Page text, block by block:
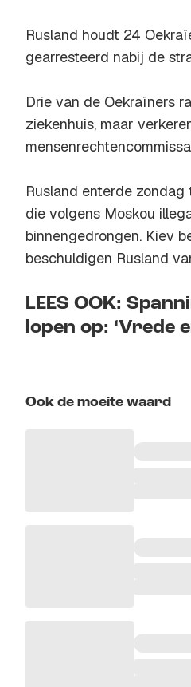
Rusland houdt 24
gearresteerd nabij de
Drie van de Oekraïners
ziekenhuis, maar
Rusland enterde
die volgens Moskou
binnengedrongen. Kiev
beschuldigen Rusland
LEES OOK:
lopen op: ‘Vrede
Ook de moeite waard